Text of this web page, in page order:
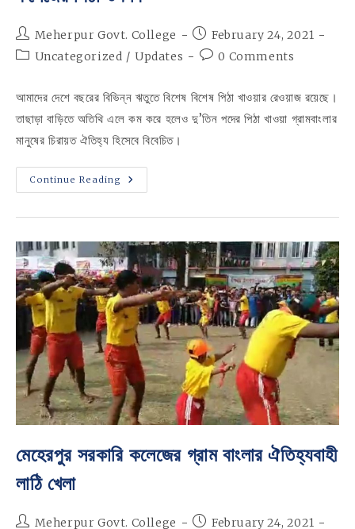
Post
author:
Meherpur Govt. College
Post
published:
February 24, 2021
PostUncategorized / Updates
Post0 Comments
আমাদের দেশে বছরের বিভিন্ন ঋতুতে বিশেষ বিশেষ পিঠা খাওয়ার রেওয়াজ রয়েছে।
তাছাড়া বাড়িতে অতিথি এলে কম করে হলেও দু’তিন পদের পিঠা খাওয়া গ্রামবাংলার
মানুষের চিরায়ত ঐতিহ্য হিসেবে বিবেচিত।
Continue Reading ঐতিহ্যের
উচ্ছ্বাসে
মেহেরপুর
পিঠা
উৎসব
মেহেরপুর সরকারি কলেজের গ্রাম বাংলার ঐতিহ্যবাহী
লাঠি খেলা
PostMeherpur Govt. College
PostFebruary 24, 2021